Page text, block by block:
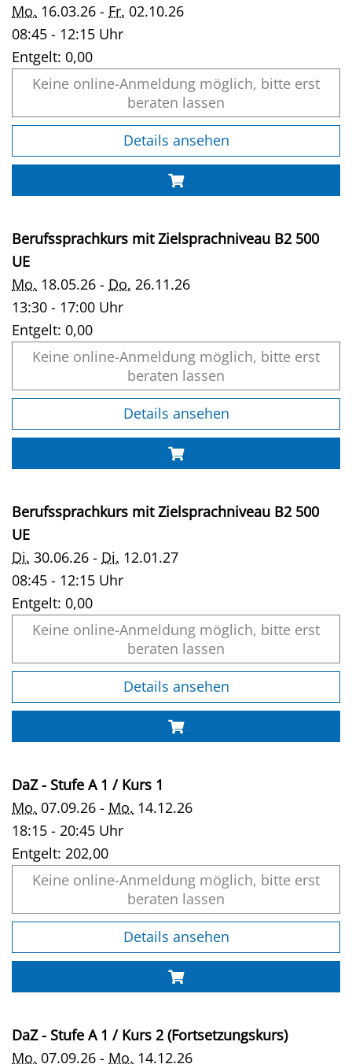
Mo. 16.03.26 - Fr. 02.10.26
08:45 - 12:15 Uhr
Entgelt: 0,00
Keine online-Anmeldung möglich, bitte erst
beraten lassen
Details ansehen
Berufssprachkurs mit Zielsprachniveau B2 500
UE
Mo. 18.05.26 - Do. 26.11.26
13:30 - 17:00 Uhr
Entgelt: 0,00
Keine online-Anmeldung möglich, bitte erst
beraten lassen
Details ansehen
Berufssprachkurs mit Zielsprachniveau B2 500
UE
Di. 30.06.26 - Di. 12.01.27
08:45 - 12:15 Uhr
Entgelt: 0,00
Keine online-Anmeldung möglich, bitte erst
beraten lassen
Details ansehen
DaZ - Stufe A 1 / Kurs 1
Mo. 07.09.26 - Mo. 14.12.26
18:15 - 20:45 Uhr
Entgelt: 202,00
Keine online-Anmeldung möglich, bitte erst
beraten lassen
Details ansehen
DaZ - Stufe A 1 / Kurs 2 (Fortsetzungskurs)
Mo. 07.09.26 - Mo. 14.12.26